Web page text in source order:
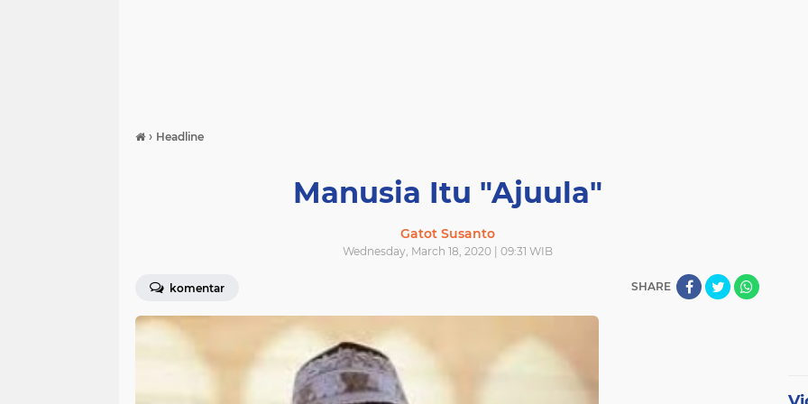
› Headline
Manusia Itu "Ajuula"
Gatot Susanto
Wednesday, March 18, 2020 | 09:31 WIB
komentar SHARE